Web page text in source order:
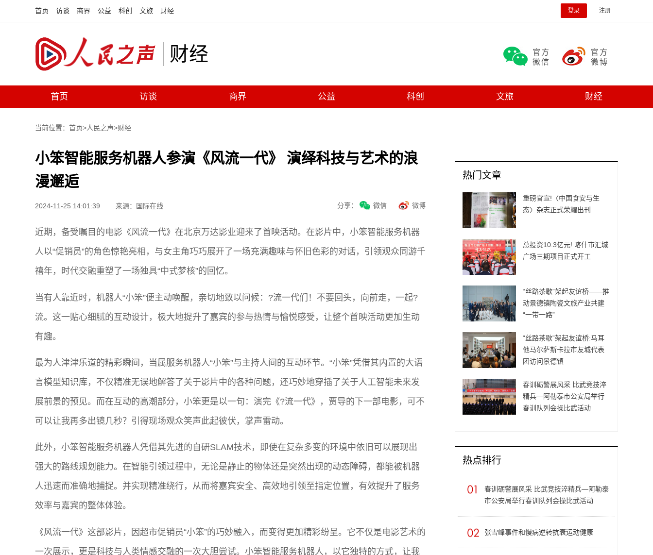
首页 访谈 商界 公益 科创 文旅 财经 登录 注册
财经
官方
微信
官方
微博
首页 访谈 商界 公益 科创 文旅 财经
当前位置：首页>人民之声>财经
小笨智能服务机器人参演《风流一代》 演绎科技与艺术的浪
漫邂逅
2024-11-25 14:01:39 来源：国际在线 分享： 微信 微博
近期，备受瞩目的电影《风流一代》在北京万达影业迎来了首映活动。在影片中，小笨智能服务机器
人以“促销员”的角色惊艳亮相，与女主角巧巧展开了一场充满趣味与怀旧色彩的对话，引领观众同游千
禧年，时代交融重塑了一场独具“中式梦核”的回忆。
当有人靠近时，机器人“小笨”便主动唤醒，亲切地致以问候：?流一代们！不要回头，向前走，一起?
流。这一贴心细腻的互动设计，极大地提升了嘉宾的参与热情与愉悦感受，让整个首映活动更加生动
有趣。
最为人津津乐道的精彩瞬间，当属服务机器人“小笨”与主持人间的互动环节。“小笨”凭借其内置的大语
言模型知识库，不仅精准无误地解答了关于影片中的各种问题，还巧妙地穿插了关于人工智能未来发
展前景的预见。而在互动的高潮部分，小笨更是以一句：演完《?流一代》，贾导的下一部电影，可不
可以让我再多出镜几秒？引得现场观众笑声此起彼伏，掌声雷动。
此外，小笨智能服务机器人凭借其先进的自研SLAM技术，即使在复杂多变的环境中依旧可以展现出
强大的路线规划能力。在智能引领过程中，无论是静止的物体还是突然出现的动态障碍，都能被机器
人迅速而准确地捕捉。并实现精准绕行，从而将嘉宾安全、高效地引领至指定位置，有效提升了服务
效率与嘉宾的整体体验。
《风流一代》这部影片，因超市促销员“小笨”的巧妙融入，而变得更加精彩纷呈。它不仅是电影艺术的
一次展示，更是科技与人类情感交融的一次大胆尝试。小笨智能服务机器人，以它独特的方式，让我
热门文章
重磅官宣!〈中国食安与生
态〉杂志正式荣耀出刊
总投资10.3亿元! 喀什市汇城
广场三期项目正式开工
“丝路茶歇”架起友谊桥——推
动景德镇陶瓷文旅产业共建
“一带一路”
“丝路茶歇”架起友谊桥:马耳
他马尔萨斯卡拉市友城代表
团访问景德镇
春训砺警展风采 比武竞技淬
精兵—阿勒泰市公安局举行
春训队列会操比武活动
热点排行
春训砺警展风采 比武竞技淬精兵—阿勒泰
市公安局举行春训队列会操比武活动
张雪峰事件和慢病逆转抗衰运动健康